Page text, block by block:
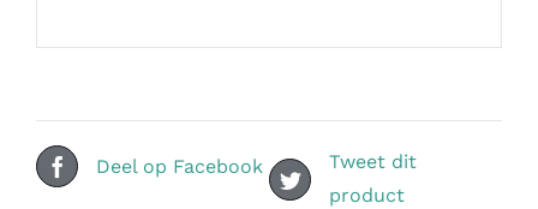
Deel op Facebook
Tweet dit
product